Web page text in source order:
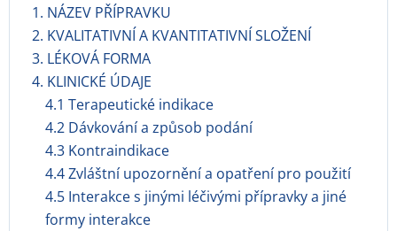
1. NÁZEV PŘÍPRAVKU
2. KVALITATIVNÍ A KVANTITATIVNÍ SLOŽENÍ
3. LÉKOVÁ FORMA
4. KLINICKÉ ÚDAJE
4.1 Terapeutické indikace
4.2 Dávkování a způsob podání
4.3 Kontraindikace
4.4 Zvláštní upozornění a opatření pro použití
4.5 Interakce s jinými léčivými přípravky a jiné
formy interakce